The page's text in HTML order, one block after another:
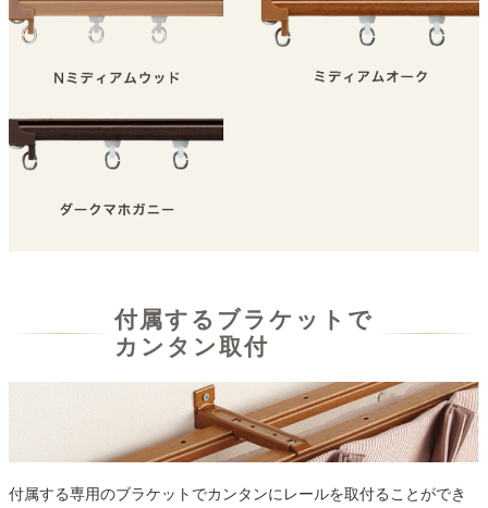
付属するブラケットで
カンタン取付
付属する専用のブラケットでカンタンにレールを取付ることができ